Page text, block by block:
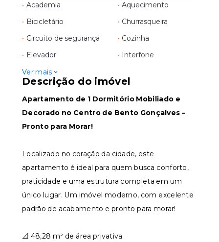
• Academia • Aquecimento
• Bicicletário • Churrasqueira
• Circuito de segurança • Cozinha
• Elevador • Interfone
Ver mais
Descrição do imóvel
Apartamento de 1 Dormitório Mobiliado e
Decorado no Centro de Bento Gonçalves –
Pronto para Morar!
Localizado no coração da cidade, este
apartamento é ideal para quem busca conforto,
praticidade e uma estrutura completa em um
único lugar. Um imóvel moderno, com excelente
padrão de acabamento e pronto para morar!
📐 48,28 m² de área privativa